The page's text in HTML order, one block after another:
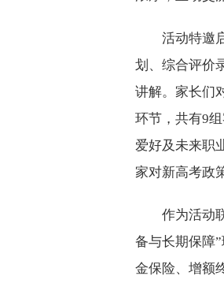
活动特邀
划、综合评价
讲解。家长们
环节，共有9
爱好及未来职
家对新高考政
作为活动
备与长期保障
金保险、增额